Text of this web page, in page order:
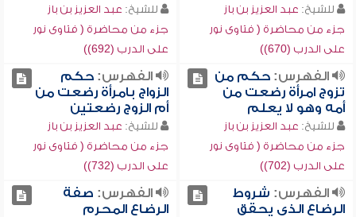
للشيخ: عبد العزيز بن باز
جزء من محاضرة ( فتاوى نور
على الدرب (670))
للشيخ: عبد العزيز بن باز
جزء من محاضرة ( فتاوى نور
على الدرب (692))
الفهرس:حكم من
تزوج امرأة رضعت من
أمه وهو لا يعلم
للشيخ: عبد العزيز بن باز
جزء من محاضرة ( فتاوى نور
على الدرب (702))
الفهرس:حكم
الزواج بامرأة رضعت من
أم الزوج رضعتين
للشيخ: عبد العزيز بن باز
جزء من محاضرة ( فتاوى نور
على الدرب (732))
الفهرس: شروط
الرضاع الذي يحقق
الفهرس: صفة
الرضاع المحرم